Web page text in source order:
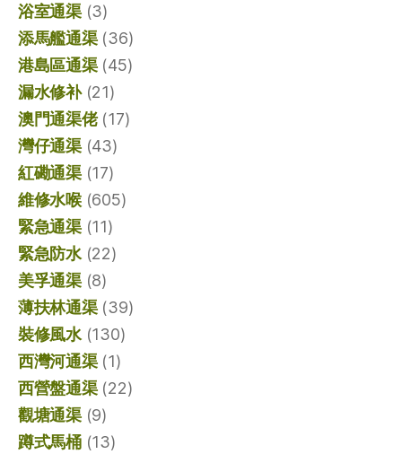
浴室通渠(3)
添馬艦通渠(36)
港島區通渠(45)
漏水修补(21)
澳門通渠佬(17)
灣仔通渠(43)
紅磡通渠(17)
維修水喉(605)
緊急通渠(11)
緊急防水(22)
美孚通渠(8)
薄扶林通渠(39)
裝修風水(130)
西灣河通渠(1)
西營盤通渠(22)
觀塘通渠(9)
蹲式馬桶(13)